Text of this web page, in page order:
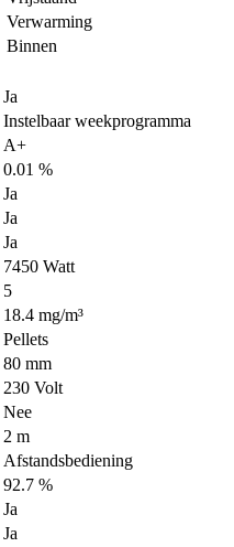
Verwarming
Binnen
Ja
Instelbaar weekprogramma
A+
0.01 %
Ja
Ja
Ja
7450 Watt
5
18.4 mg/m³
Pellets
80 mm
230 Volt
Nee
2 m
Afstandsbediening
92.7 %
Ja
Ja